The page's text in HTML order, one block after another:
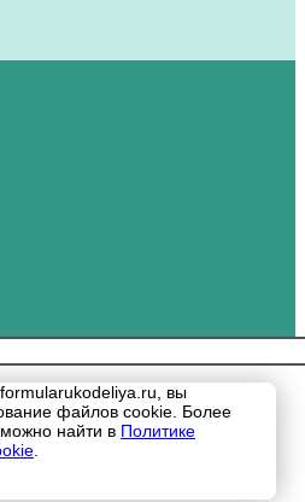
вы
файлов cookie. Более
найти в Политике
.